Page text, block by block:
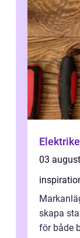
03
skapa
för både